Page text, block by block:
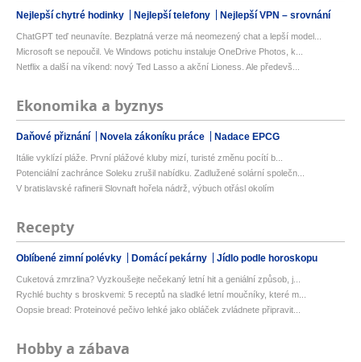
Nejlepší chytré hodinky Nejlepší telefony Nejlepší VPN – srovnání
ChatGPT teď neunavíte. Bezplatná verze má neomezený chat a lepší model...
Microsoft se nepoučil. Ve Windows potichu instaluje OneDrive Photos, k...
Netflix a další na víkend: nový Ted Lasso a akční Lioness. Ale předevš...
Ekonomika a byznys
Daňové přiznání Novela zákoníku práce Nadace EPCG
Itálie vyklízí pláže. První plážové kluby mizí, turisté změnu pocítí b...
Potenciální zachránce Soleku zrušil nabídku. Zadlužené solární společn...
V bratislavské rafinerii Slovnaft hořela nádrž, výbuch otřásl okolím
Recepty
Oblíbené zimní polévky Domácí pekárny Jídlo podle horoskopu
Cuketová zmrzlina? Vyzkoušejte nečekaný letní hit a geniální způsob, j...
Rychlé buchty s broskvemi: 5 receptů na sladké letní moučníky, které m...
Oopsie bread: Proteinové pečivo lehké jako obláček zvládnete připravit...
Hobby a zábava